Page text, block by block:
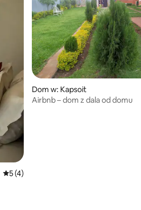
Średnia ocena: 5 na 5, liczba recenzji: 4
5 (4)
Dom w: Kapsoit
Airbnb – dom z dala od domu